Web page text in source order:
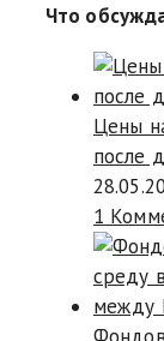
Что
Цены
после
1